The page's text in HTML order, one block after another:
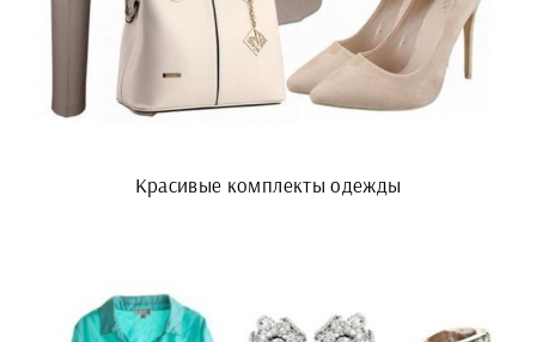
Красивые комплекты одежды